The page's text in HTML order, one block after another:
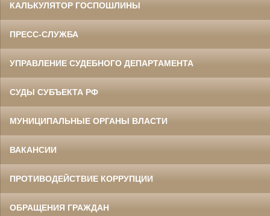
КАЛЬКУЛЯТОР ГОСПОШЛИНЫ
ПРЕСС-СЛУЖБА
УПРАВЛЕНИЕ СУДЕБНОГО ДЕПАРТАМЕНТА
СУДЫ СУБЪЕКТА РФ
МУНИЦИПАЛЬНЫЕ ОРГАНЫ ВЛАСТИ
ВАКАНСИИ
ПРОТИВОДЕЙСТВИЕ КОРРУПЦИИ
ОБРАЩЕНИЯ ГРАЖДАН